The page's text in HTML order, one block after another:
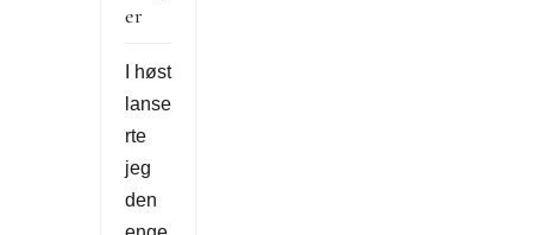
er
I høst
lanse
rte
jeg
den